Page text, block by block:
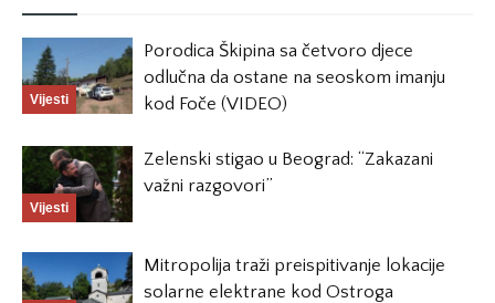
Vijesti
Porodica Škipina sa četvoro djece
odlučna da ostane na seoskom imanju
kod Foče (VIDEO)
Vijesti
Zelenski stigao u Beograd: “Zakazani
važni razgovori”
Mitropolija traži preispitivanje lokacije
solarne elektrane kod Ostroga